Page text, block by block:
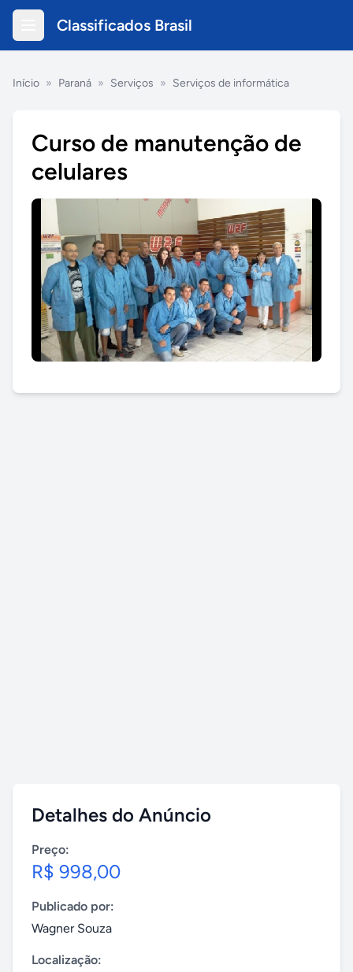
Classificados Brasil
Início » Paraná » Serviços » Serviços de informática
Curso de manutenção de
celulares
Detalhes do Anúncio
Preço:
R$ 998,00
Publicado por:
Wagner Souza
Localização: